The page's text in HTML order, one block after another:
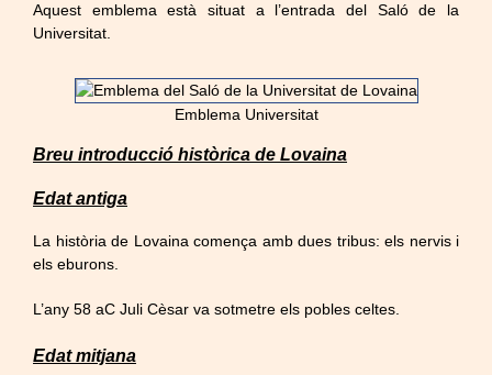
Aquest emblema està situat a l’entrada del Saló de la
Universitat.
Emblema Universitat
Breu introducció històrica de Lovaina
Edat antiga
La història de Lovaina comença amb dues tribus: els nervis i
els eburons.
L’any 58 aC Juli Cèsar va sotmetre els pobles celtes.
Edat mitjana